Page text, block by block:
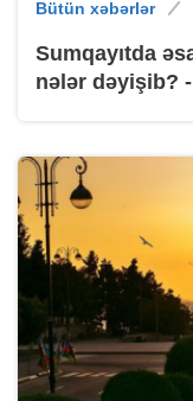
Bütün xəbərlər
Sumqayıtda
nələr dəyişib?